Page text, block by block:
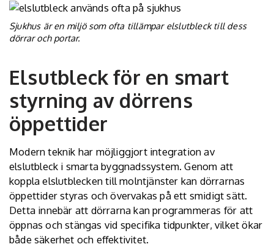
Sjukhus är en miljö som ofta tillämpar elslutbleck till dess
dörrar och portar.
Elsutbleck för en smart
styrning av dörrens
öppettider
Modern teknik har möjliggjort integration av
elslutbleck i smarta byggnadssystem. Genom att
koppla elslutblecken till molntjänster kan dörrarnas
öppettider styras och övervakas på ett smidigt sätt.
Detta innebär att dörrarna kan programmeras för att
öppnas och stängas vid specifika tidpunkter, vilket ökar
både säkerhet och effektivitet.